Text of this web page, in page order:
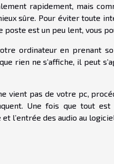
rapidement, mais
sûre. Pour éviter toute
poste est un peu lent, vous
ordinateur en prenant
rien ne s’affiche, il peut
vient pas de votre pc,
Une fois que tout
l’entrée des audio au